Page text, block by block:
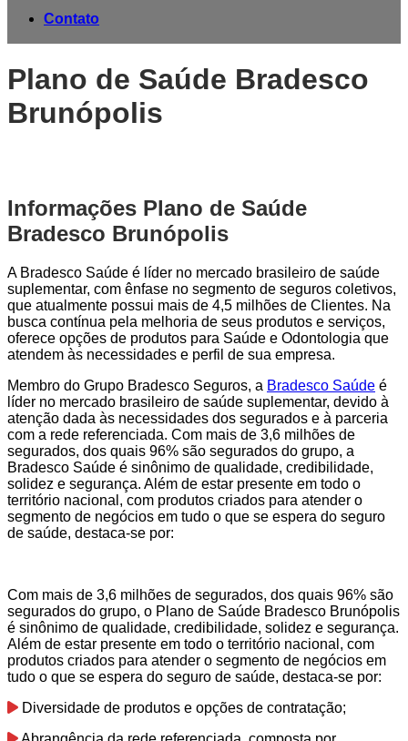
Contato
Plano de Saúde Bradesco
Brunópolis
Informações Plano de Saúde
Bradesco Brunópolis
A Bradesco Saúde é líder no mercado brasileiro de saúde
suplementar, com ênfase no segmento de seguros coletivos,
que atualmente possui mais de 4,5 milhões de Clientes. Na
busca contínua pela melhoria de seus produtos e serviços,
oferece opções de produtos para Saúde e Odontologia que
atendem às necessidades e perfil de sua empresa.
Membro do Grupo Bradesco Seguros, a Bradesco Saúde é
líder no mercado brasileiro de saúde suplementar, devido à
atenção dada às necessidades dos segurados e à parceria
com a rede referenciada. Com mais de 3,6 milhões de
segurados, dos quais 96% são segurados do grupo, a
Bradesco Saúde é sinônimo de qualidade, credibilidade,
solidez e segurança. Além de estar presente em todo o
território nacional, com produtos criados para atender o
segmento de negócios em tudo o que se espera do seguro
de saúde, destaca-se por:
Com mais de 3,6 milhões de segurados, dos quais 96% são
segurados do grupo, o Plano de Saúde Bradesco Brunópolis
é sinônimo de qualidade, credibilidade, solidez e segurança.
Além de estar presente em todo o território nacional, com
produtos criados para atender o segmento de negócios em
tudo o que se espera do seguro de saúde, destaca-se por:
Diversidade de produtos e opções de contratação;